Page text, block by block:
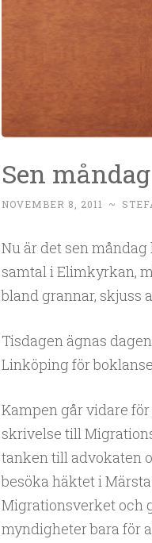
Sen
NOVEMBER 8, 2011 ~
Nu är det sen
samtal i Elimkyrkan,
bland grannar, skjuss
Tisdagen ägnas
Linköping för
Kampen går vidare
skrivelse till
tanken till advokaten
besöka häktet i
Migrationsverket och
myndigheter bara för